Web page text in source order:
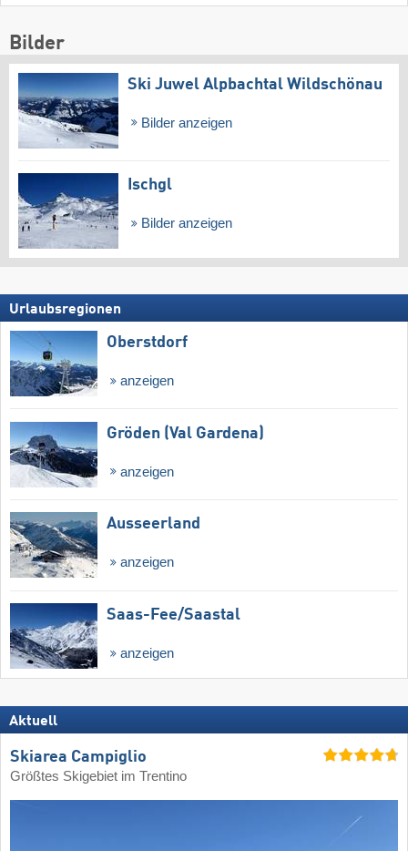
Bilder
Ski Juwel Alpbachtal Wildschönau
Bilder anzeigen
Ischgl
Bilder anzeigen
Urlaubsregionen
Oberstdorf
anzeigen
Gröden (Val Gardena)
anzeigen
Ausseerland
anzeigen
Saas-Fee/​Saastal
anzeigen
Aktuell
Skiarea Campiglio
Größtes Skigebiet im Trentino